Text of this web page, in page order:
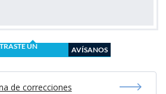
UN
AVÍSANOS
de correcciones